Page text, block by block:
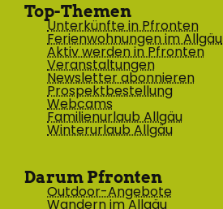
Top-Themen
Unterkünfte in Pfronten
Ferienwohnungen im Allgäu
Aktiv werden in Pfronten
Veranstaltungen
Newsletter abonnieren
Prospektbestellung
Webcams
Familienurlaub Allgäu
Winterurlaub Allgäu
Darum Pfronten
Outdoor-Angebote
Wandern im Allgäu